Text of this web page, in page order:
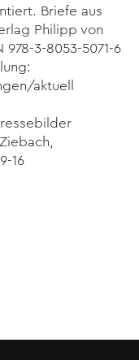
Briefe aus
Philipp von
3-8053-5071-6
aktuell
16